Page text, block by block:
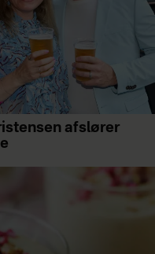
afslører